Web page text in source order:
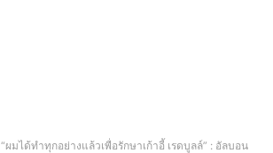
“ผมได้ทำทุกอย่างแล้วเพื่อรักษาเก้าอี้ เรดบูลล์” : อัลบอน